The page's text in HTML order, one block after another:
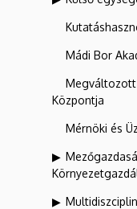
Mádi Bor
Központja
Mérnöki és